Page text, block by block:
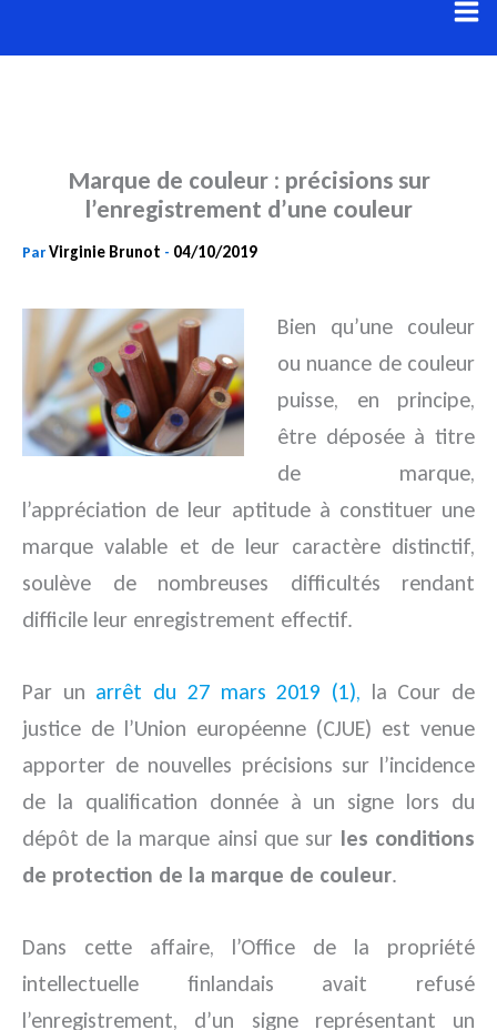
au
Marque de couleur : précisions sur
l’enregistrement d’une couleur
ParVirginie Brunot - 04/10/2019
Bien qu’une couleur
ou nuance de couleur
puisse, en principe,
être déposée à titre
de marque,
l’appréciation de leur aptitudeà constituer une
marque valable et de leur caractère distinctif,
soulève de nombreuses difficultés rendant
difficile leur enregistrement effectif.
Par un arrêt du 27 mars 2019 (1), la Cour de
justice de l’Union européenne (CJUE) est venue
apporter de nouvelles précisions sur l’incidence
de la qualification donnée à un signe lors du
dépôt de la marque ainsi que sur les conditions
de protection de la marque de couleur.
Dans cette affaire, l’Office de la propriété
intellectuelle finlandais avait refusé
l’enregistrement, d’un signe représentant un